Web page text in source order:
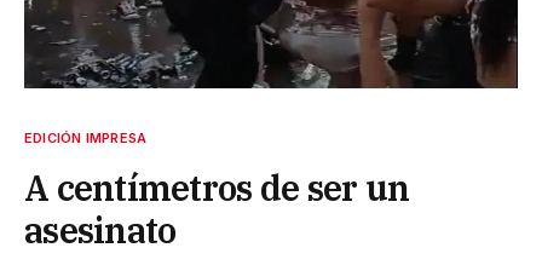
EDICIÓN IMPRESA
A centímetros de ser un
asesinato